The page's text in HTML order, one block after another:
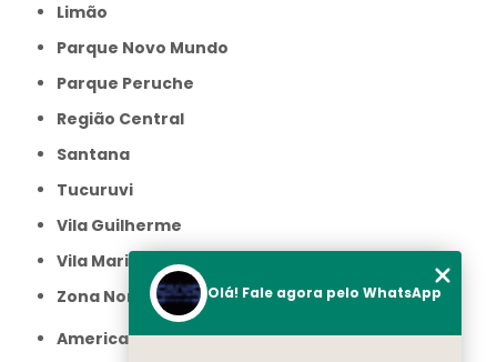
Limão
Parque Novo Mundo
Parque Peruche
Região Central
Santana
Tucuruvi
Vila Guilherme
Vila Maria
Zona Norte
Americana
Olá! Fale agora pelo WhatsApp